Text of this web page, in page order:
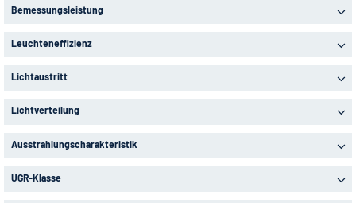
Bemessungsleistung
Leuchteneffizienz
Lichtaustritt
Lichtverteilung
Ausstrahlungscharakteristik
UGR-Klasse